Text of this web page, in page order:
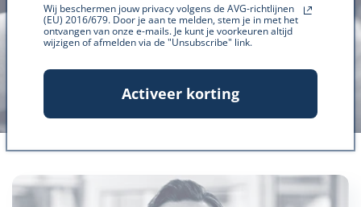
Wij beschermen jouw privacy volgens de AVG-richtlijnen
(EU) 2016/679. Door je aan te melden, stem je in met het
ontvangen van onze e-mails. Je kunt je voorkeuren altijd
wijzigen of afmelden via de "Unsubscribe" link.
Activeer korting